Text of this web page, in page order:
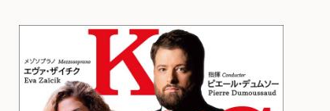
ぶらあぼブラス！
フォルテピアノ・オデッセイ